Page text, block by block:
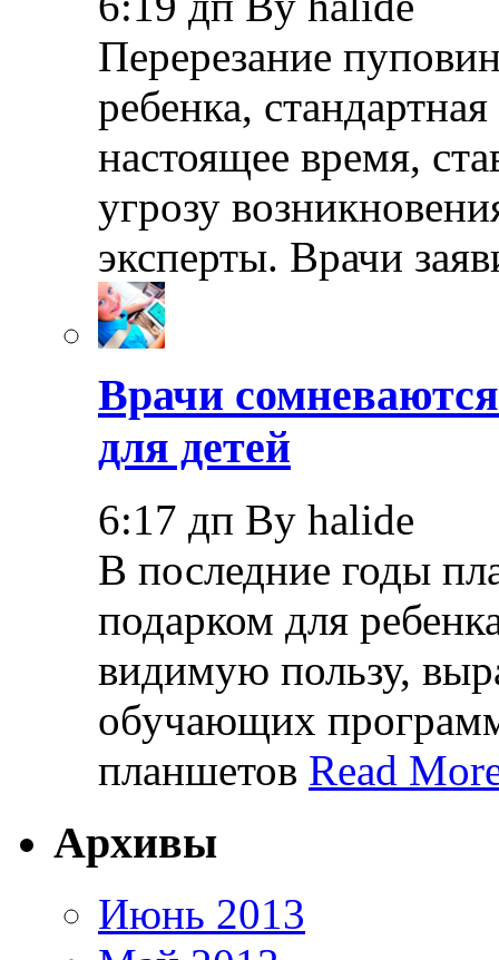
Перерезание
ребенка,
настоящее время,
угрозу
эксперты. Врачи
Врачи
для детей
6:17 дп By halide
В последние годы
подарком для
видимую пользу,
обучающих
планшетов Read
Архивы
Июнь 2013